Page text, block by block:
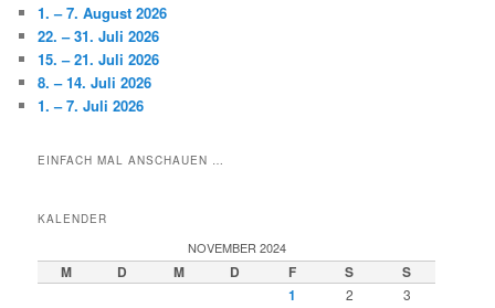
n
1. – 7. August 2026
22. – 31. Juli 2026
15. – 21. Juli 2026
8. – 14. Juli 2026
1. – 7. Juli 2026
EINFACH MAL ANSCHAUEN …
KALENDER
NOVEMBER 2024
M D M D F S
S
1
2
3